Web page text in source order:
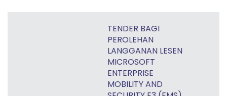
TENDER BAGI
PEROLEHAN
LANGGANAN LESEN
MICROSOFT
ENTERPRISE
MOBILITY AND